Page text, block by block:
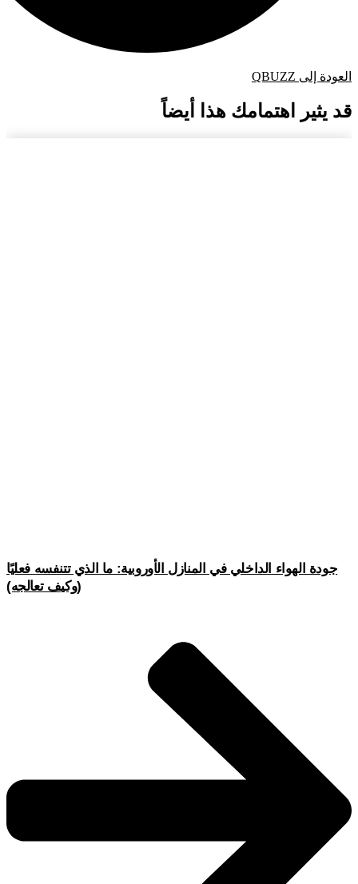
العودة إلى QBUZZ
قد يثير اهتمامك هذا أيضاً
جودة الهواء الداخلي في المنازل الأوروبية: ما الذي تتنفسه فعليًا
(وكيف تعالجه)